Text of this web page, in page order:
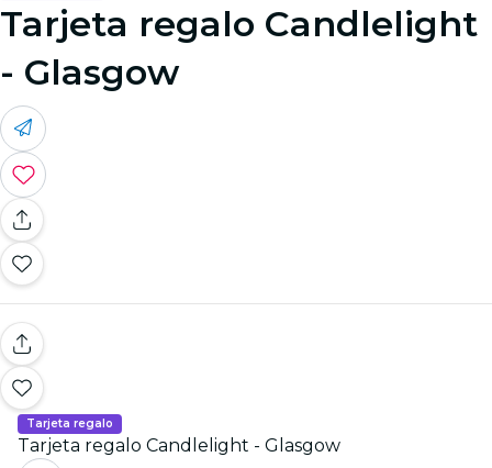
Tarjeta regalo Candlelight
- Glasgow
Tarjeta regalo
Tarjeta regalo Candlelight - Glasgow